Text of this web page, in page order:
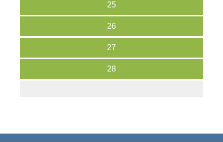
25
26
27
28